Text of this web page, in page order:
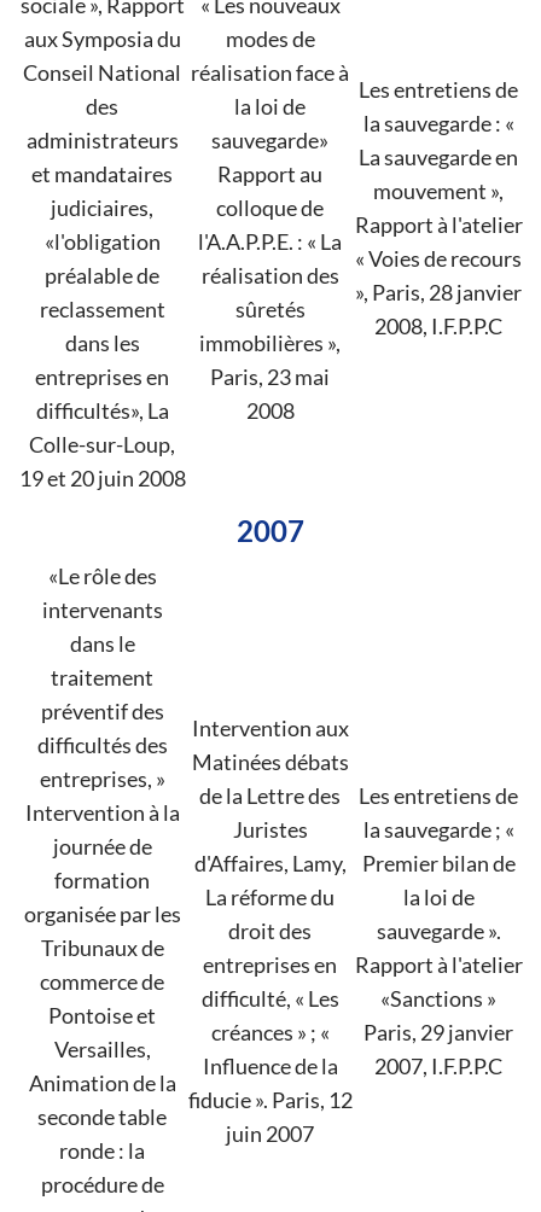
aux Symposia du
Conseil National
des
administrateurs
et mandataires
judiciaires,
«l'obligation
préalable de
reclassement
dans les
entreprises en
difficultés», La
Colle-sur-Loup,
19 et 20 juin 2008
modes de
réalisation face à
la loi de
sauvegarde»
Rapport au
colloque de
l'A.A.P.P.E. : « La
réalisation des
sûretés
immobilières »,
Paris, 23 mai
2008
Les entretiens de
la sauvegarde : «
La sauvegarde en
mouvement »,
Rapport à l'atelier
« Voies de recours
», Paris, 28 janvier
2008, I.F.P.P.C
2007
«Le rôle des
intervenants
dans le
traitement
préventif des
difficultés des
entreprises, »
Intervention à la
journée de
formation
organisée par les
Tribunaux de
commerce de
Pontoise et
Versailles,
Animation de la
seconde table
ronde : la
procédure de
Intervention aux
Matinées débats
de la Lettre des
Juristes
d'Affaires, Lamy,
La réforme du
droit des
entreprises en
difficulté, « Les
créances » ; «
Influence de la
fiducie ». Paris, 12
juin 2007
Les entretiens de
la sauvegarde ; «
Premier bilan de
la loi de
sauvegarde ».
Rapport à l'atelier
«Sanctions »
Paris, 29 janvier
2007, I.F.P.P.C